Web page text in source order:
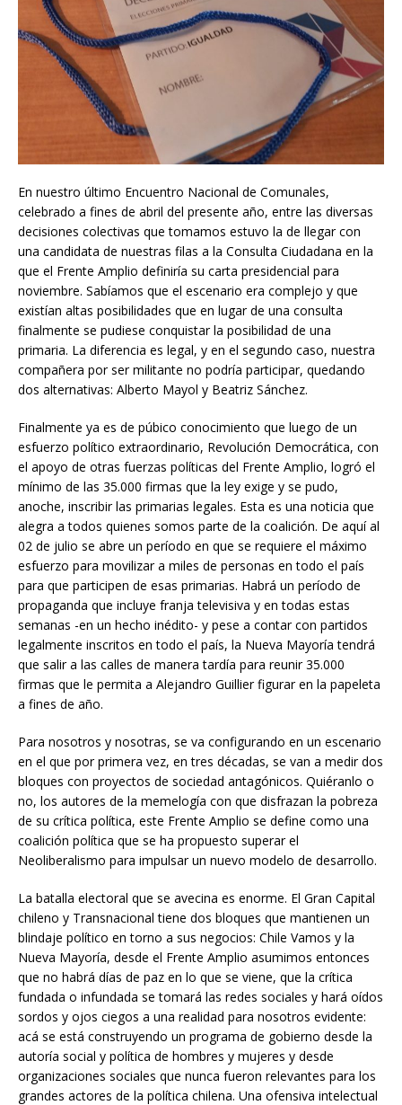
En nuestro último Encuentro Nacional de Comunales,
celebrado a fines de abril del presente año, entre las diversas
decisiones colectivas que tomamos estuvo la de llegar con
una candidata de nuestras filas a la Consulta Ciudadana en la
que el Frente Amplio definiría su carta presidencial para
noviembre. Sabíamos que el escenario era complejo y que
existían altas posibilidades que en lugar de una consulta
finalmente se pudiese conquistar la posibilidad de una
primaria. La diferencia es legal, y en el segundo caso, nuestra
compañera por ser militante no podría participar, quedando
dos alternativas: Alberto Mayol y Beatriz Sánchez.
Finalmente ya es de púbico conocimiento que luego de un
esfuerzo político extraordinario, Revolución Democrática, con
el apoyo de otras fuerzas políticas del Frente Amplio, logró el
mínimo de las 35.000 firmas que la ley exige y se pudo,
anoche, inscribir las primarias legales. Esta es una noticia que
alegra a todos quienes somos parte de la coalición. De aquí al
02 de julio se abre un período en que se requiere el máximo
esfuerzo para movilizar a miles de personas en todo el país
para que participen de esas primarias. Habrá un período de
propaganda que incluye franja televisiva y en todas estas
semanas -en un hecho inédito- y pese a contar con partidos
legalmente inscritos en todo el país, la Nueva Mayoría tendrá
que salir a las calles de manera tardía para reunir 35.000
firmas que le permita a Alejandro Guillier figurar en la papeleta
a fines de año.
Para nosotros y nosotras, se va configurando en un escenario
en el que por primera vez, en tres décadas, se van a medir dos
bloques con proyectos de sociedad antagónicos. Quiéranlo o
no, los autores de la memelogía con que disfrazan la pobreza
de su crítica política, este Frente Amplio se define como una
coalición política que se ha propuesto superar el
Neoliberalismo para impulsar un nuevo modelo de desarrollo.
La batalla electoral que se avecina es enorme. El Gran Capital
chileno y Transnacional tiene dos bloques que mantienen un
blindaje político en torno a sus negocios: Chile Vamos y la
Nueva Mayoría, desde el Frente Amplio asumimos entonces
que no habrá días de paz en lo que se viene, que la crítica
fundada o infundada se tomará las redes sociales y hará oídos
sordos y ojos ciegos a una realidad para nosotros evidente:
acá se está construyendo un programa de gobierno desde la
autoría social y política de hombres y mujeres y desde
organizaciones sociales que nunca fueron relevantes para los
grandes actores de la política chilena. Una ofensiva intelectual